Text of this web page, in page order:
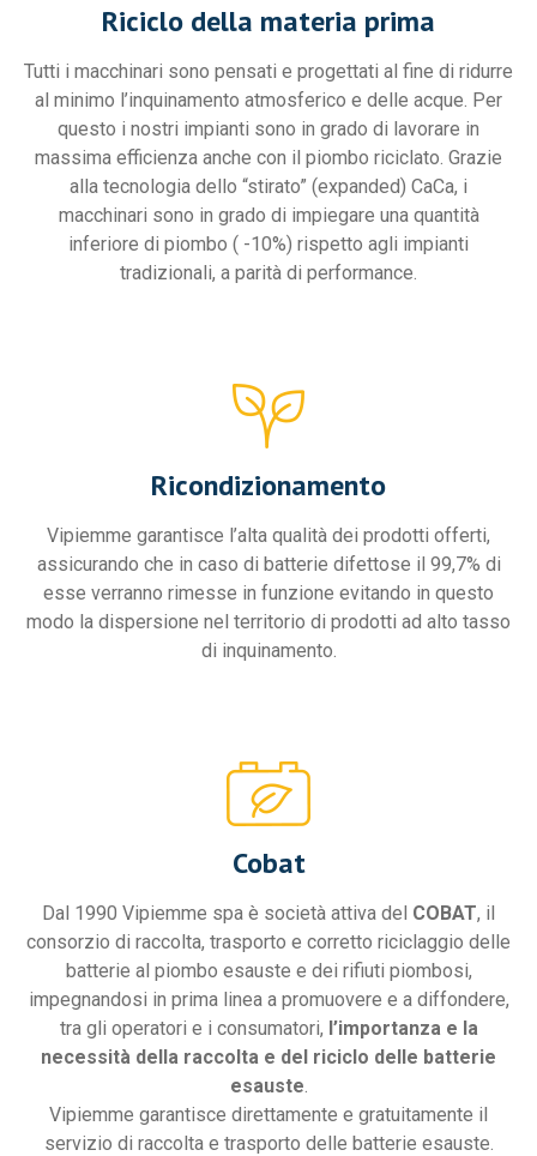
Riciclo della materia prima
Tutti i macchinari sono pensati e progettati al fine di ridurre
al minimo l’inquinamento atmosferico e delle acque. Per
questo i nostri impianti sono in grado di lavorare in
massima efficienza anche con il piombo riciclato. Grazie
alla tecnologia dello “stirato” (expanded) CaCa, i
macchinari sono in grado di impiegare una quantità
inferiore di piombo ( -10%) rispetto agli impianti
tradizionali, a parità di performance.
Ricondizionamento
Vipiemme garantisce l’alta qualità dei prodotti offerti,
assicurando che in caso di batterie difettose il 99,7% di
esse verranno rimesse in funzione evitando in questo
modo la dispersione nel territorio di prodotti ad alto tasso
di inquinamento.
Cobat
Dal 1990 Vipiemme spa è società attiva del COBAT, il
consorzio di raccolta, trasporto e corretto riciclaggio delle
batterie al piombo esauste e dei rifiuti piombosi,
impegnandosi in prima linea a promuovere e a diffondere,
tra gli operatori e i consumatori, l’importanza e la
necessità della raccolta e del riciclo delle batterie
esauste.
Vipiemme garantisce direttamente e gratuitamente il
servizio di raccolta e trasporto delle batterie esauste.